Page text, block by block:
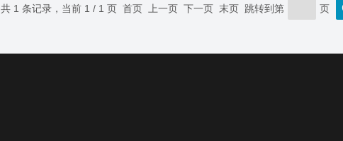
共 1 条记录，当前 1 / 1 页 首页 上一页 下一页 末页 跳转到第 页